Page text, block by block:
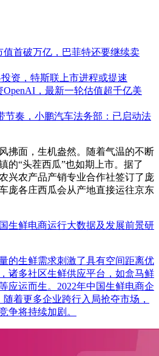
值首破万亿，巴菲特还要继续卖
资，特斯联上市进程或提速
，最新一轮估值超千亿美
节奏，小鹏汽车法务部：已启动法
拂面，生机盎然。随着气温的不断
的“头茬西瓜”也如期上市。据了
兴农产品产销专业合作社签订了庞
庞各庄西瓜会从产地直接运往京东
生鲜电商运行大数据及发展前景研
的生鲜需求刺激了具有空间距离优
诸多社区生鲜供应平台，如盒马鲜
应运而生。2022年中国生鲜电商企
着更多企业跨行入局抢夺市场，
争将持续加剧。